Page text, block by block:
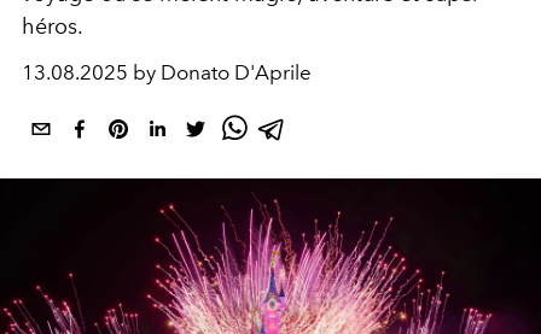
héros.
13.08.2025 by Donato D'Aprile